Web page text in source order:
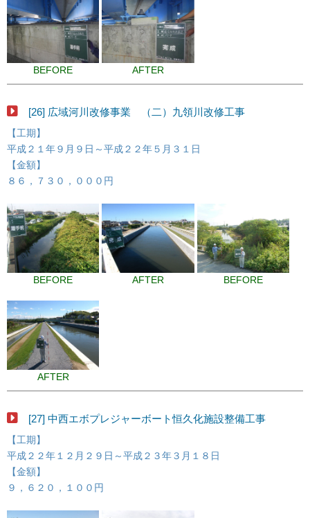
BEFORE AFTER
[26] 広域河川改修事業 （二）九領川改修工事
【工期】
平成２１年９月９日～平成２２年５月３１日
【金額】
８６，７３０，０００円
BEFORE AFTER BEFORE
AFTER
[27] 中西エボプレジャーボート恒久化施設整備工事
【工期】
平成２２年１２月２９日～平成２３年３月１８日
【金額】
９，６２０，１００円